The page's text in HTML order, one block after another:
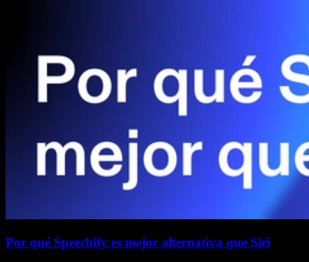
Por qué Speechify es mejor alternativa que Siri